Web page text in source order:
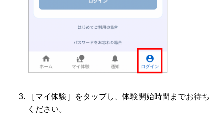
［マイ体験］をタップし、体験開始時間までお待ち
ください。